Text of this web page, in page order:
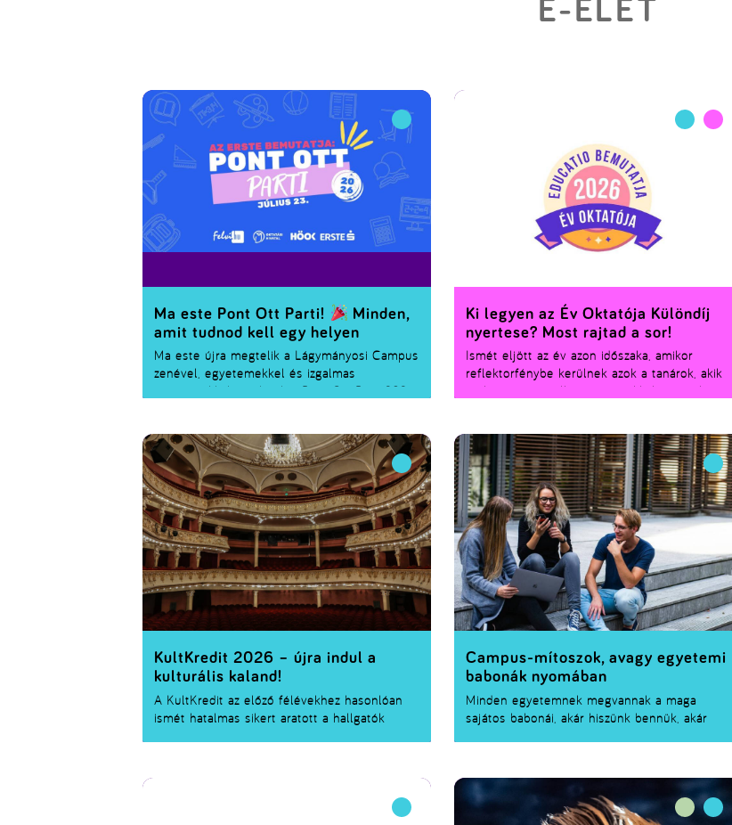
E-ÉLET
Ma este újra megtelik a Lágymányosi Campus
zenével, egyetemekkel és izgalmas
programokkal – érkezik a Pont Ott Parti 2026
tudnivalókat.
Ma este Pont Ott Parti!
Minden,
amit tudnod kell egy helyen
Ismét eljött az év azon időszaka, amikor
reflektorfénybe kerülnek azok a tanárok, akik
szakmája iránti elhivatottságukkal, inspiráló
Gőzerőveltart még az Év Oktatója Különdíj
hivatalos közönségszavazása, a végső döntés
pedig most teljesen a ti kezetekben van! Ne
hagyd ki a lehetőséget, hogy kifejezd a
háládat és elismerésedet annak a
pedagógusnak, aki a legtöbbet tette a
fejlődésedért.
Ki legyen az Év Oktatója Különdíj
nyertese? Most rajtad a sor!
A KultKredit az előző félévekhez hasonlóan
ismét hatalmas sikert aratott a hallgatók
KultKredit 2026 – újra indul a
kulturális kaland!
Minden egyetemnek megvannak a maga
sajátos babonái, akár hiszünk bennük, akár
akkor biztos csúszás lesz. Mások
vizsgaidőszakban gondosan összehajtogatják a
Campus-mítoszok, avagy egyetemi
babonák nyomában